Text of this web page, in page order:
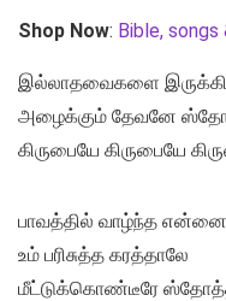
Shop Now: Bible, songs
இல்லாதவைகளை
அழைக்கும் தேவனே
கிருபையே கிருபையே
பாவத்தில் வாழ்ந்த என்னை
உம் பரிசுத்த கரத்தாலே
மீட்டுக்கொண்டீரே